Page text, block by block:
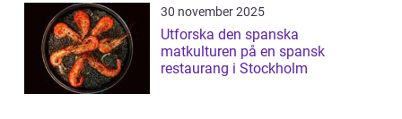
30 november 2025
Utforska den spanska
matkulturen på en spansk
restaurang i Stockholm